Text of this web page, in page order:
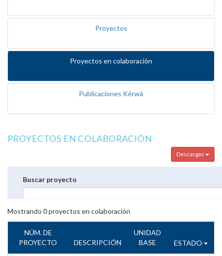
Proyectos
Proyectos en colaboración
Publicaciones Kérwá
PROYECTOS EN COLABORACIÓN
Descargas
Buscar proyecto
Mostrando 0proyectos en colaboración
NÚM. DE
PROYECTO
DESCRIPCIÓN
UNIDAD
BASE
ESTADO